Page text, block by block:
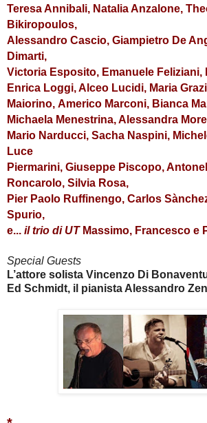
Teresa Annibali, Natalia Anzalone,
Bikiropoulos,
Alessandro Cascio, Giampietro De
Dimarti,
Victoria Esposito, Emanuele Feliziani,
Enrica Loggi, Alceo Lucidi, Maria
Maiorino, Americo Marconi, Bianca
Michaela Menestrina, Alessandra
Mario Narducci, Sacha Naspini,
Luce
Piermarini, Giuseppe Piscopo,
Roncarolo, Silvia Rosa,
Pier Paolo Ruffinengo, Carlos
Spurio,
e... il trio di UT Massimo, Francesco e
Special Guests
L’attore solista Vincenzo Di
Ed Schmidt, il pianista Alessandro